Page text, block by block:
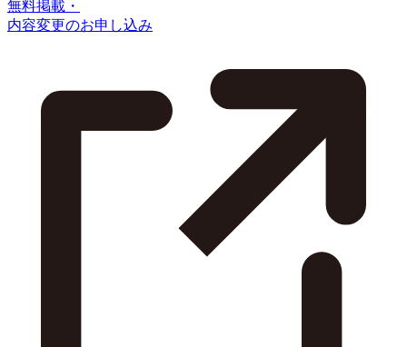
無料掲載・
内容変更のお申し込み